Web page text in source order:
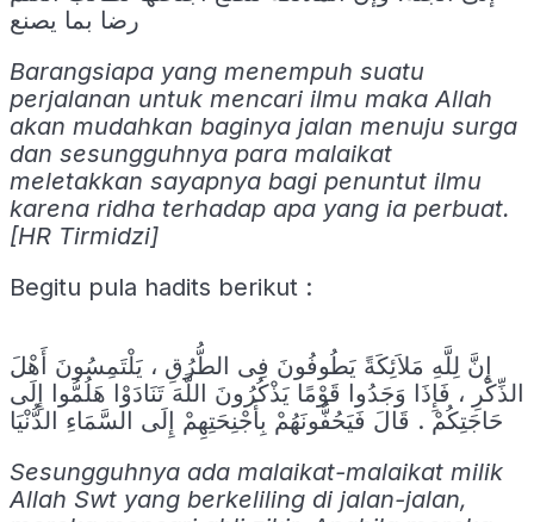
رضا بما يصنع
Barangsiapa yang menempuh suatu
perjalanan untuk mencari ilmu maka Allah
akan mudahkan baginya jalan menuju surga
dan sesungguhnya para malaikat
meletakkan sayapnya bagi penuntut ilmu
karena ridha terhadap apa yang ia perbuat.
[HR Tirmidzi]
Begitu pula hadits berikut :
إِنَّ لِلَّهِ مَلاَئِكَةً يَطُوفُونَ فِى الطُّرُقِ ، يَلْتَمِسُونَ أَهْلَ
الذِّكْرِ ، فَإِذَا وَجَدُوا قَوْمًا يَذْكُرُونَ اللَّهَ تَنَادَوْا هَلُمُّوا إِلَى
حَاجَتِكُمْ . قَالَ فَيَحُفُّونَهُمْ بِأَجْنِحَتِهِمْ إِلَى السَّمَاءِ الدُّنْيَا
Sesungguhnya ada malaikat-malaikat milik
Allah Swt yang berkeliling di jalan-jalan,